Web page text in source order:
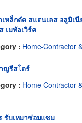
เหล็กดัด สแตนเลส อลูมิเ
เมทัลเวิร์ค
: Home-Contractor
ญรีสโตร์
: Home-Contractor
รับเหมาซ่อมแซม